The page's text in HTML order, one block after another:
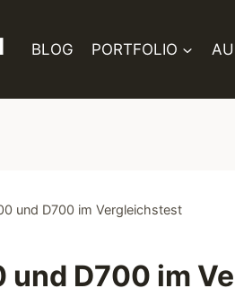
BLOG PORTFOLIO
und D700 im Vergleichstest
und D700 im